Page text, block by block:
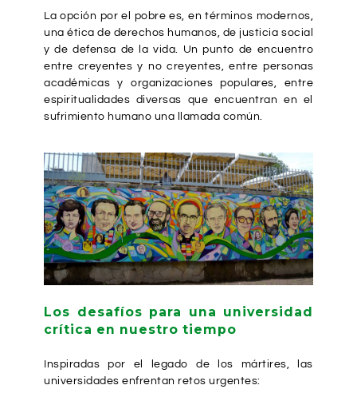
La opción por el pobre es, en términos modernos,
una ética de derechos humanos, de justicia social
y de defensa de la vida. Un punto de encuentro
entre creyentes y no creyentes, entre personas
académicas y organizaciones populares, entre
espiritualidades diversas que encuentran en el
sufrimiento humano una llamada común.
Los desafíos para una universidad
crítica en nuestro tiempo
Inspiradas por el legado de los mártires, las
universidades enfrentan retos urgentes: